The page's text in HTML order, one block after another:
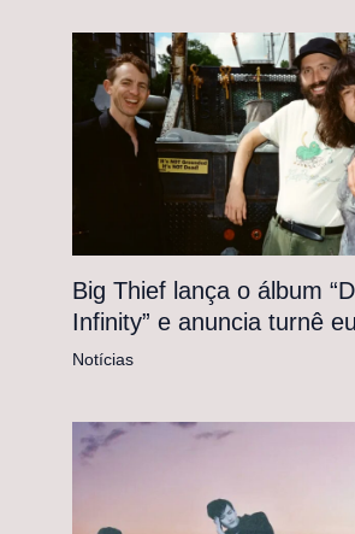
Big Thief lança o álbum
Infinity” e anuncia turnê
Notícias